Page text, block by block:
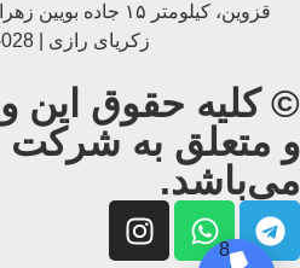
قزوین، کیلومتر ۱۵
زکریای رازی | 028-33453266
© کلیه حقوق این
و متعلق به شرکت
می‌باشد.
8